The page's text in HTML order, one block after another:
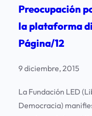
Preocupación
la plataforma
Página/12
9 diciembre, 2015
La Fundación LED
Democracia)